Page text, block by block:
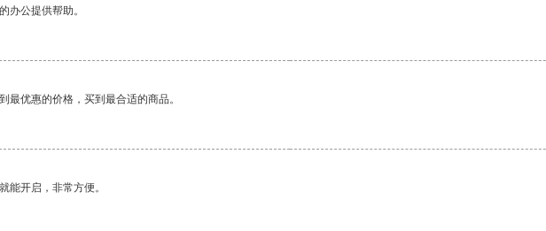
办公提供帮助。
最优惠的价格，买到最合适的商品。
能开启，非常方便。